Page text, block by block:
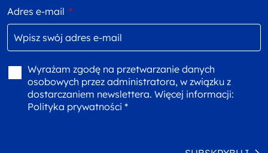
Adres e-mail *
Wyrażam zgodę na przetwarzanie danych
osobowych przez administratora, w związku z
dostarczaniem newslettera. Więcej informacji:
Polityka prywatności *